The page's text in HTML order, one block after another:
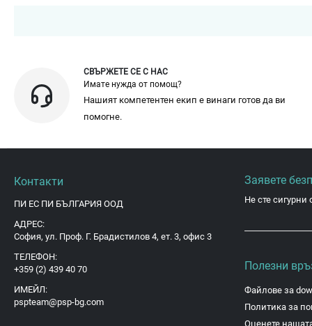
СВЪРЖЕТЕ СЕ С НАС
Имате нужда от помощ?
Нашият компетентен екип е винаги готов да ви
помогне.
Контакти
ПИ ЕС ПИ БЪЛГАРИЯ ООД
АДРЕС:
София, ул. Проф. Г. Брадистилов 4, ет. 3, офис 3
ТЕЛЕФОН:
+359 (2) 439 40 70
ИМЕЙЛ:
pspteam@psp-bg.com
Заявете
Не сте сигурни
Полезни
Файлове за
Политика за
Оценете